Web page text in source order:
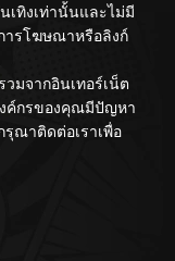
เทิงเท่านั้นและไม่มี
ารโฆษณาหรือลิงก์
มจากอินเทอร์เน็ต
ค์กรของคุณมีปัญหา
รุณาติดต่อเราเพื่อ